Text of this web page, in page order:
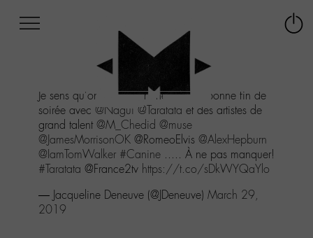
au
menu
Aller
au
contenu
Aller
recherche
Je sens qu'on va passer une très très bonne fin de
soirée avec @Nagui @Taratata et des artistes de
grand talent @M_Chedid @muse
@JamesMorrisonOK @RomeoElvis @AlexHepburn
@IamTomWalker #Canine ..... À ne pas manquer!
#Taratata @France2tv https://t.co/sDkWYQaYlo
— Jacqueline Deneuve (@JDeneuve) March 29,
2019